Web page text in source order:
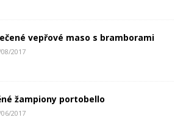
vepřové maso s bramborami
2017
žampiony portobello
2017